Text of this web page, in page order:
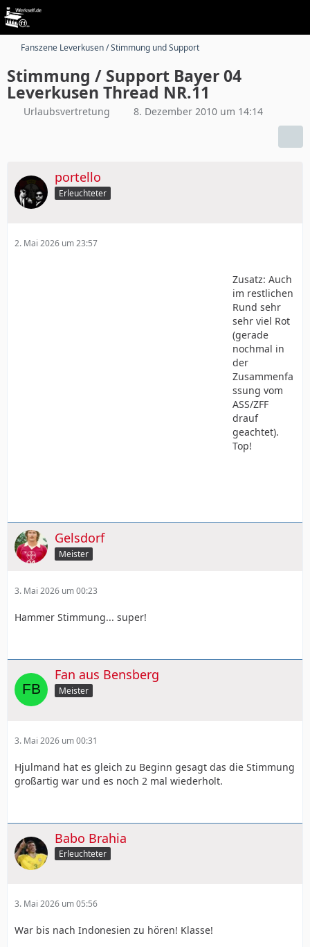
Fanszene Leverkusen / Stimmung und Support
Stimmung / Support Bayer 04
Leverkusen Thread NR.11
Urlaubsvertretung 8. Dezember 2010 um 14:14
portello
Erleuchteter
2. Mai 2026 um 23:57
Zusatz: Auch
im restlichen
Rund sehr
sehr viel Rot
(gerade
nochmal in
der
Zusammenfa
ssung vom
ASS/ZFF
drauf
geachtet).
Top!
Gelsdorf
Meister
3. Mai 2026 um 00:23
Hammer Stimmung... super!
Fan aus Bensberg
Meister
3. Mai 2026 um 00:31
Hjulmand hat es gleich zu Beginn gesagt das die Stimmung
großartig war und es noch 2 mal wiederholt.
Babo Brahia
Erleuchteter
3. Mai 2026 um 05:56
War bis nach Indonesien zu hören! Klasse!